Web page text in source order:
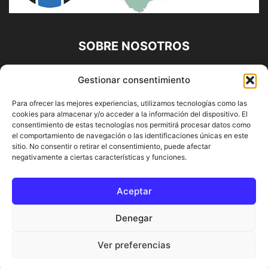
Gestionar consentimiento
Para ofrecer las mejores experiencias, utilizamos tecnologías como las
cookies para almacenar y/o acceder a la información del dispositivo. El
consentimiento de estas tecnologías nos permitirá procesar datos como
el comportamiento de navegación o las identificaciones únicas en este
sitio. No consentir o retirar el consentimiento, puede afectar
negativamente a ciertas características y funciones.
Aceptar
Denegar
Ver preferencias
SOBRE NOSOTROS
Diario Alhaurín (www.alhaurindelatorre.com) Propiedad de
Francisco E. López López | 639 95 71 95 | Noticias de
Alhaurín de la Torre, Málaga y Provincia|
Contáctanos:info@alhaurindelatorre.com
SÍGUENOS
© DIARIO ALHAURÍN | Diseñado por INFORMÁTICA ALHAURÍN